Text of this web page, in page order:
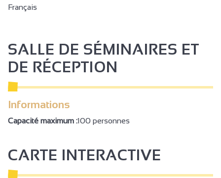
Français
SALLE DE SÉMINAIRES ET
DE RÉCEPTION
Informations
Capacité maximum :100 personnes
CARTE INTERACTIVE